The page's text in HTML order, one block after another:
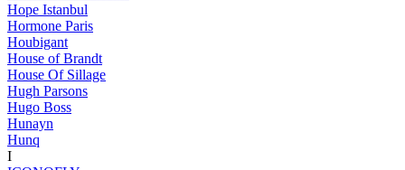
Hope Istanbul
Hormone Paris
Houbigant
House of Brandt
House Of Sillage
Hugh Parsons
Hugo Boss
Hunayn
Hunq
I